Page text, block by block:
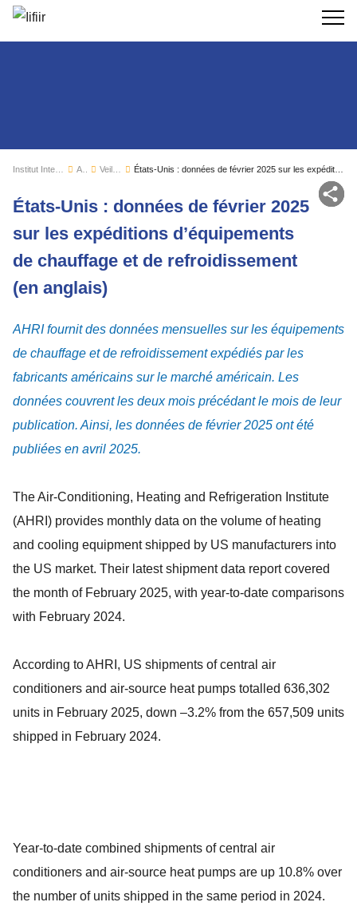
Actualités Veille sectorielle
États-Unis : données de février 2025 sur les expéditions d’équipements de chauffage et de refroidissement (en anglais)
États-Unis : données de février 2025
sur les expéditions d’équipements
de chauffage et de refroidissement
(en anglais)
AHRI fournit des données mensuelles sur les équipements
de chauffage et de refroidissement expédiés par les
fabricants américains sur le marché américain. Les
données couvrent les deux mois précédant le mois de leur
publication. Ainsi, les données de février 2025 ont été
publiées en avril 2025.
The Air-Conditioning, Heating and Refrigeration Institute
(AHRI) provides monthly data on the volume of heating
and cooling equipment shipped by US manufacturers into
the US market. Their latest shipment data report covered
the month of February 2025, with year-to-date comparisons
with February 2024.
According to AHRI, US shipments of central air
conditioners and air-source heat pumps totalled 636,302
units in February 2025, down –3.2% from the 657,509 units
shipped in February 2024.
Year-to-date combined shipments of central air
conditioners and air-source heat pumps are up 10.8% over
the number of units shipped in the same period in 2024.